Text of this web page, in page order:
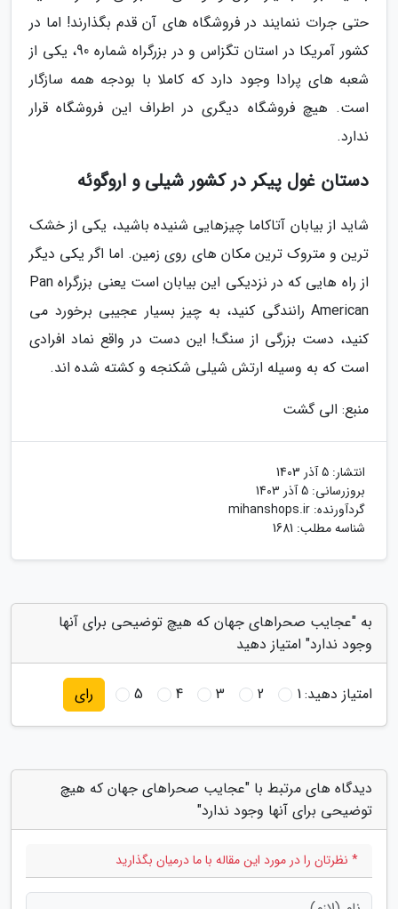
حتی جرات ننمایند در فروشگاه های آن قدم بگذارند! اما در
کشور آمریکا در استان تگزاس و در بزرگراه شماره 90، یکی از
شعبه های پرادا وجود دارد که کاملا با بودجه همه سازگار
است. هیچ فروشگاه دیگری در اطراف این فروشگاه قرار
ندارد.
دستان غول پیکر در کشور شیلی و اروگوئه
شاید از بیابان آتاکاما چیزهایی شنیده باشید، یکی از خشک
ترین و متروک ترین مکان های روی زمین. اما اگر یکی دیگر
از راه هایی که در نزدیکی این بیابان است یعنی بزرگراه Pan
American رانندگی کنید، به چیز بسیار عجیبی برخورد می
کنید، دست بزرگی از سنگ! این دست در واقع نماد افرادی
است که به وسیله ارتش شیلی شکنجه و کشته شده اند.
منبع: الی گشت
انتشار: 5 آذر 1403
بروزرسانی: 5 آذر 1403
گردآورنده: mihanshops.ir
شناسه مطلب: 1681
به "عجایب صحراهای جهان که هیچ توضیحی برای آنها
وجود ندارد" امتیاز دهید
امتیاز دهید:1
2
3
4
5 رای
دیدگاه های مرتبط با "عجایب صحراهای جهان که هیچ
توضیحی برای آنها وجود ندارد"
* نظرتان را در مورد این مقاله با ما درمیان بگذارید